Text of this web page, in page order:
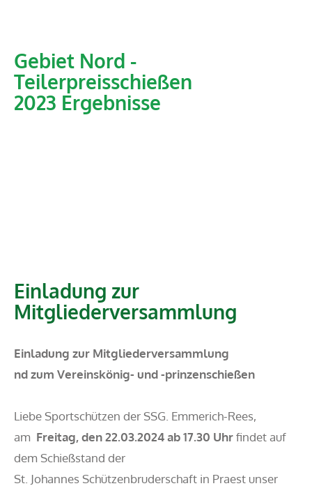
Gebiet Nord -
Teilerpreisschießen
2023 Ergebnisse
Einladung zur
Mitgliederversammlung
Einladung zur Mitgliederversammlung
nd zum Vereinskönig- und -prinzenschießen
Liebe Sportschützen der SSG. Emmerich-Rees,
am Freitag, den 22.03.2024 ab 17.30 Uhrfindet auf
dem Schießstand der
St. Johannes Schützenbruderschaft in Praest unser